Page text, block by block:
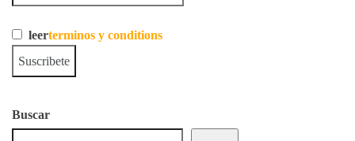
leerterminos y conditions
Buscar